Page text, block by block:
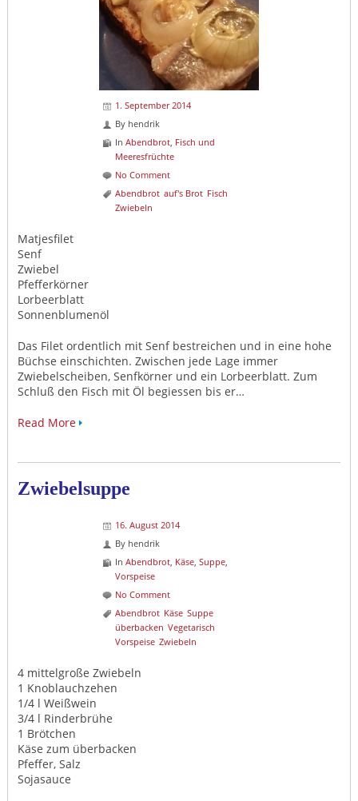
1. September 2014
By hendrik
In Abendbrot, Fisch und
Meeresfrüchte
No Comment
Abendbrot auf's Brot Fisch
Zwiebeln
Matjesfilet
Senf
Zwiebel
Pfefferkörner
Lorbeerblatt
Sonnenblumenöl
Das Filet ordentlich mit Senf bestreichen und in eine hohe
Büchse einschichten. Zwischen jede Lage immer
Zwiebelscheiben, Senfkörner und ein Lorbeerblatt. Zum
Schluß den Fisch mit Öl begiessen bis er…
Read More
Zwiebelsuppe
16. August 2014
By hendrik
In Abendbrot, Käse, Suppe,
Vorspeise
No Comment
Abendbrot Käse Suppe
überbacken Vegetarisch
Vorspeise Zwiebeln
4 mittelgroße Zwiebeln
1 Knoblauchzehen
1/4 l Weißwein
3/4 l Rinderbrühe
1 Brötchen
Käse zum überbacken
Pfeffer, Salz
Sojasauce